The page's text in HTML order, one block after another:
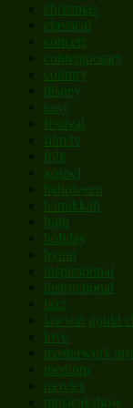
christmas
classical
concert
contemporary
country
disney
easy
festival
film/tv
folk
gospel
halloween
hanukkah
high
holiday
hymn
inspirational
instructional
jazz
lawson gould
love
masterwork
medium
movies
musical/show